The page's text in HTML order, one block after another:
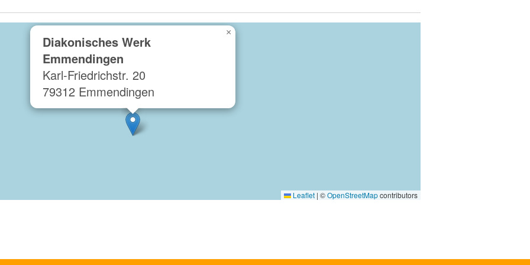
Diakonisches Werk
Emmendingen
Karl-Friedrichstr. 20
79312 Emmendingen
×
Leaflet | ©OpenStreetMapcontributors